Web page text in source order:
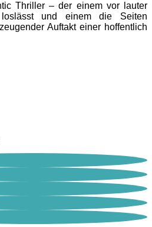
Thriller – der einem vor lauter
und einem die Seiten
Auftakt einer hoffentlich